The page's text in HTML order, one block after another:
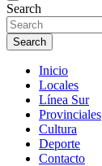
Search
Search
Inicio
Locales
Línea Sur
Provinciales
Cultura
Deporte
Contacto